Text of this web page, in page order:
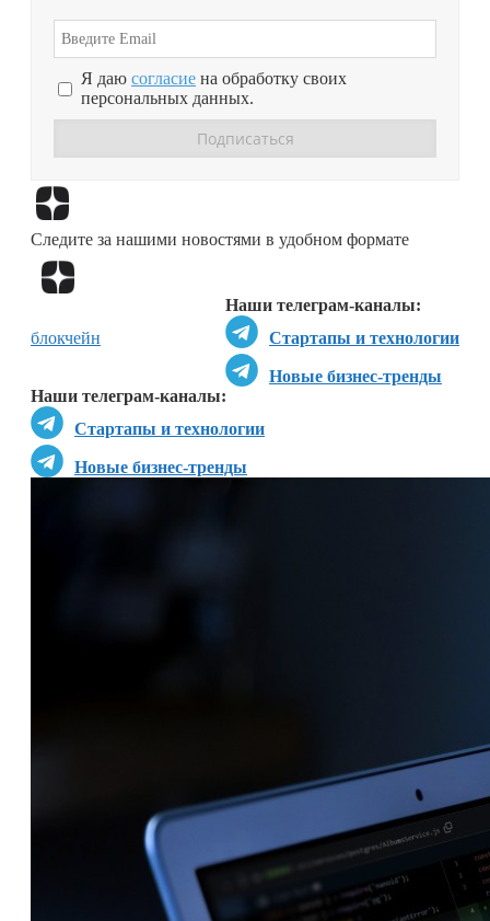
Я даю согласие на обработку своих
персональных данных.
Следите за нашими новостями в удобном формате
Наши телеграм-каналы:
Стартапы и технологии
Новые бизнес-тренды
Наши телеграм-каналы:
Стартапы и технологии
Новые бизнес-тренды
блокчейн